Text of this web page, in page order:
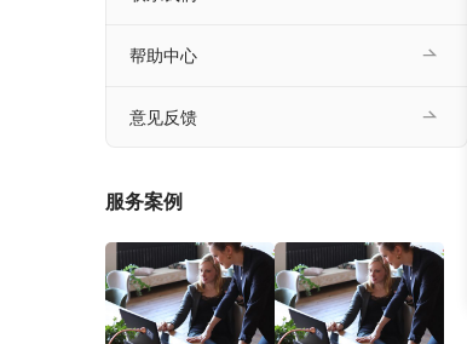
帮助中心
意见反馈
服务案例